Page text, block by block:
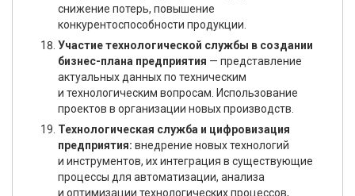
снижение потерь, повышение
конкурентоспособности продукции.
Участие технологической службы в создании
бизнес-плана предприятия — представление
актуальных данных по техническим
и технологическим вопросам. Использование
проектов в организации новых производств.
Технологическая служба и цифровизация
предприятия: внедрение новых технологий
и инструментов, их интеграция в существующие
процессы для автоматизации, анализа
и оптимизации технологических процессов,